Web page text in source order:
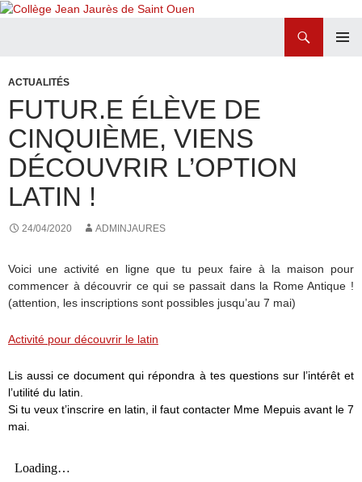
CONTENU
ACTUALITÉS
FUTUR.E ÉLÈVE DE
CINQUIÈME, VIENS
DÉCOUVRIR L’OPTION
LATIN !
24/04/2020 ADMINJAURES
Voici une activité en ligne que tu peux faire à la maison pour
commencer à découvrir ce qui se passait dans la Rome Antique !
(attention, les inscriptions sont possibles jusqu’au 7 mai)
Activité pour découvrir le latin
Lis aussi ce document qui répondra à tes questions sur l’intérêt et
l’utilité du latin.
Si tu veux t’inscrire en latin, il faut contacter Mme Mepuis avant le 7
mai.